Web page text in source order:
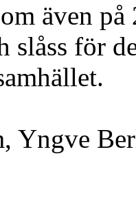
även
slåss för
Yngve